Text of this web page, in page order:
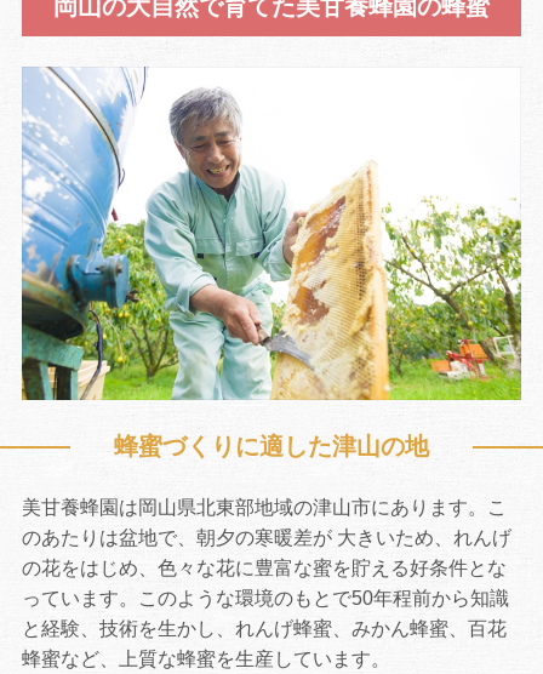
岡山の大自然で育てた美甘養蜂園の蜂蜜
蜂蜜づくりに適した津山の地
美甘養蜂園は岡山県北東部地域の津山市にあります。こ
のあたりは盆地で、朝夕の寒暖差が 大きいため、れんげ
の花をはじめ、色々な花に豊富な蜜を貯える好条件とな
っています。このような環境のもとで50年程前から知識
と経験、技術を生かし、れんげ蜂蜜、みかん蜂蜜、百花
蜂蜜など、上質な蜂蜜を生産しています。